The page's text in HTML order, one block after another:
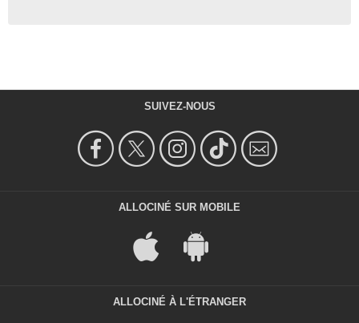
SUIVEZ-NOUS
ALLOCINÉ SUR MOBILE
ALLOCINÉ À L'ÉTRANGER